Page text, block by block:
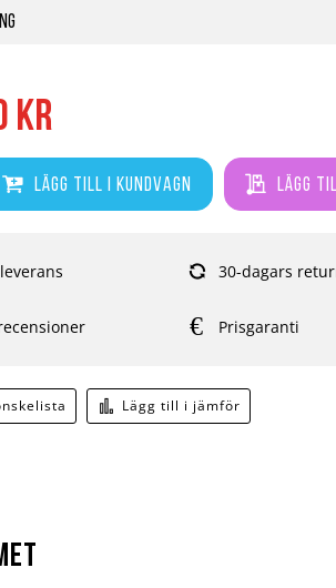
Lägg till i jämför
30-dagars
Prisgaranti
Lägg till i kundvagn Lägg
kr